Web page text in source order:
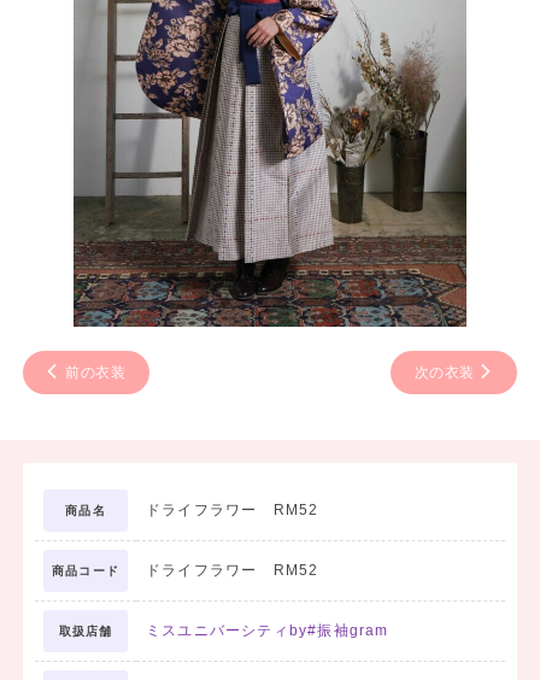
前の衣装 次の衣装
商品名 ドライフラワー RM52
商品コード ドライフラワー RM52
取扱店舗 ミスユニバーシティby#振袖gram